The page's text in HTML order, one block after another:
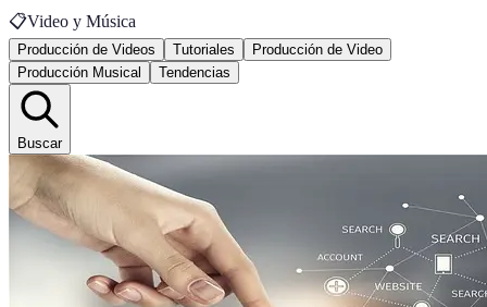
📋Video y Música
Producción de Videos Tutoriales
Producción de Video
Producción Musical
Tendencias
Buscar